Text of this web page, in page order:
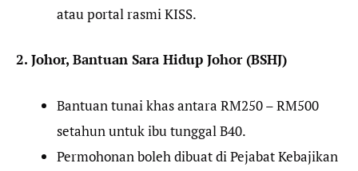
atau portal rasmi KISS.
2. Johor, Bantuan Sara Hidup Johor (BSHJ)
Bantuan tunai khas antara RM250 – RM500
setahun untuk ibu tunggal B40.
Permohonan boleh dibuat di Pejabat Kebajikan